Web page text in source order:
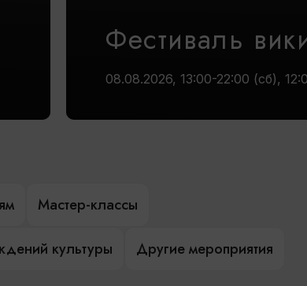
Фестиваль
08.08.2026, 13:00-22:00 (сб),
Мастер-классы
культуры Другие мероприятия